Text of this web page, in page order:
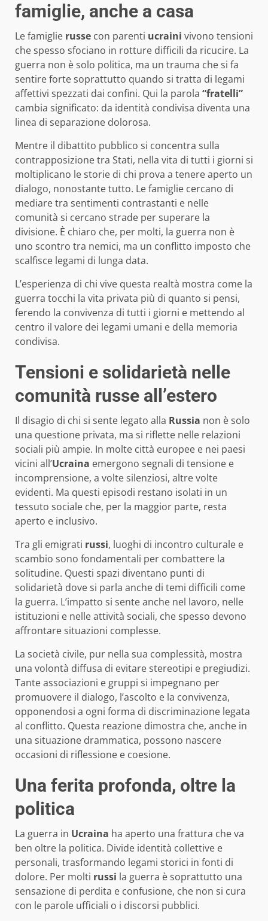
famiglie, anche a casa
Le famiglie russe con parenti ucraini vivono tensioni
che spesso sfociano in rotture difficili da ricucire. La
guerra non è solo politica, ma un trauma che si fa
sentire forte soprattutto quando si tratta di legami
affettivi spezzati dai confini. Qui la parola “fratelli”
cambia significato: da identità condivisa diventa una
linea di separazione dolorosa.
Mentre il dibattito pubblico si concentra sulla
contrapposizione tra Stati, nella vita di tutti i giorni si
moltiplicano le storie di chi prova a tenere aperto un
dialogo, nonostante tutto. Le famiglie cercano di
mediare tra sentimenti contrastanti e nelle
comunità si cercano strade per superare la
divisione. È chiaro che, per molti, la guerra non è
uno scontro tra nemici, ma un conflitto imposto che
scalfisce legami di lunga data.
L’esperienza di chi vive questa realtà mostra come la
guerra tocchi la vita privata più di quanto si pensi,
ferendo la convivenza di tutti i giorni e mettendo al
centro il valore dei legami umani e della memoria
condivisa.
Tensioni e solidarietà nelle
comunità russe all’estero
Il disagio di chi si sente legato alla Russia non è solo
una questione privata, ma si riflette nelle relazioni
sociali più ampie. In molte città europee e nei paesi
vicini all’Ucraina emergono segnali di tensione e
incomprensione, a volte silenziosi, altre volte
evidenti. Ma questi episodi restano isolati in un
tessuto sociale che, per la maggior parte, resta
aperto e inclusivo.
Tra gli emigrati russi, luoghi di incontro culturale e
scambio sono fondamentali per combattere la
solitudine. Questi spazi diventano punti di
solidarietà dove si parla anche di temi difficili come
la guerra. L’impatto si sente anche nel lavoro, nelle
istituzioni e nelle attività sociali, che spesso devono
affrontare situazioni complesse.
La società civile, pur nella sua complessità, mostra
una volontà diffusa di evitare stereotipi e pregiudizi.
Tante associazioni e gruppi si impegnano per
promuovere il dialogo, l’ascolto e la convivenza,
opponendosi a ogni forma di discriminazione legata
al conflitto. Questa reazione dimostra che, anche in
una situazione drammatica, possono nascere
occasioni di riflessione e coesione.
Una ferita profonda, oltre la
politica
La guerra in Ucraina ha aperto una frattura che va
ben oltre la politica. Divide identità collettive e
personali, trasformando legami storici in fonti di
dolore. Per molti russi la guerra è soprattutto una
sensazione di perdita e confusione, che non si cura
con le parole ufficiali o i discorsi pubblici.